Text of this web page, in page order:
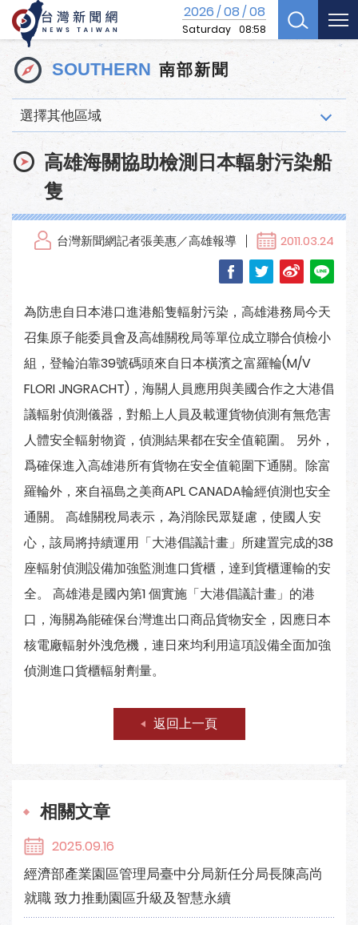
2026/08/08
Saturday 08:58
SOUTHERN 南部新聞
選擇其他區域
高雄海關協助檢測日本輻射污染船
隻
台灣新聞網記者張美惠／高雄報導 2011.03.24
為防患自日本港口進港船隻輻射污染，高雄港務局今天
召集原子能委員會及高雄關稅局等單位成立聯合偵檢小
組，登輪泊靠39號碼頭來自日本橫濱之富羅輪(M/V
FLORI JNGRACHT)，海關人員應用與美國合作之大港倡
議輻射偵測儀器，對船上人員及載運貨物偵測有無危害
人體安全輻射物資，偵測結果都在安全值範圍。 另外，
爲確保進入高雄港所有貨物在安全值範圍下通關。除富
羅輪外，來自福島之美商APL CANADA輪經偵測也安全
通關。 高雄關稅局表示，為消除民眾疑慮，使國人安
心，該局將持續運用「大港倡議計畫」所建置完成的38
座輻射偵測設備加強監測進口貨櫃，達到貨櫃運輸的安
全。 高雄港是國內第1 個實施「大港倡議計畫」的港
口，海關為能確保台灣進出口商品貨物安全，因應日本
核電廠輻射外洩危機，連日來均利用這項設備全面加強
偵測進口貨櫃輻射劑量。
返回上一頁
相關文章
2025.09.16
經濟部產業園區管理局臺中分局新任分局長陳高尚
就職 致力推動園區升級及智慧永續